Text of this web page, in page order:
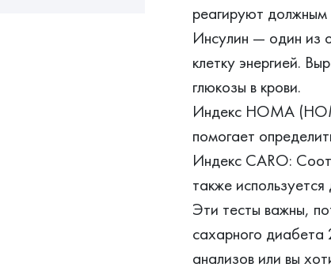
реагируют должным
Инсулин — один из
клетку энергией.
глюкозы в крови.
Индекс НОМА
помогает
Индекс CARO:
также
Эти тесты важны,
сахарного диабета
анализов или вы